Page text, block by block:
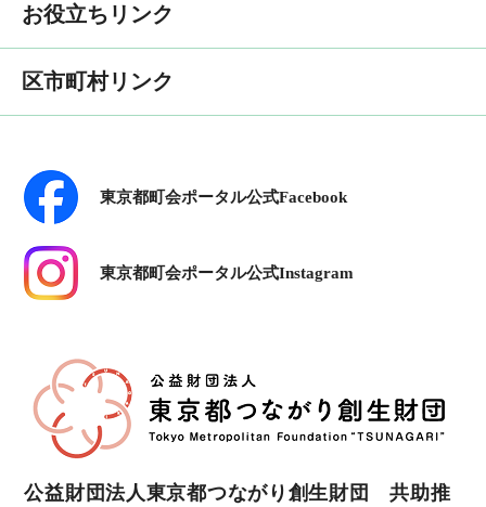
お役立ちリンク
区市町村リンク
東京都町会ポータル公式Facebook
東京都町会ポータル公式Instagram
公益財団法人東京都つながり創生財団 共助推